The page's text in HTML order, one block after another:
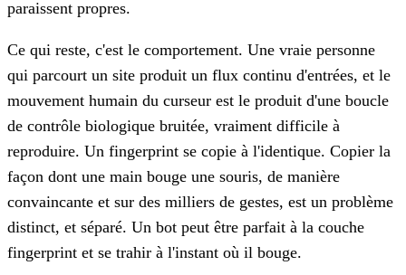
paraissent propres.
Ce qui reste, c'est le comportement. Une vraie personne
qui parcourt un site produit un flux continu d'entrées, et le
mouvement humain du curseur est le produit d'une boucle
de contrôle biologique bruitée, vraiment difficile à
reproduire. Un fingerprint se copie à l'identique. Copier la
façon dont une main bouge une souris, de manière
convaincante et sur des milliers de gestes, est un problème
distinct, et séparé. Un bot peut être parfait à la couche
fingerprint et se trahir à l'instant où il bouge.